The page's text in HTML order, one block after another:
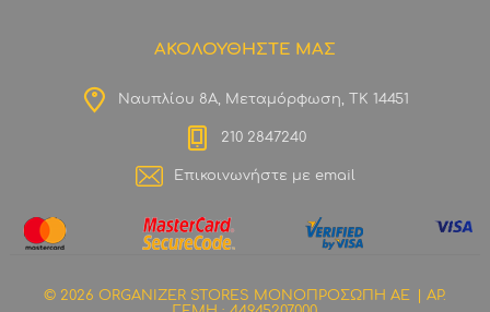
ΑΚΟΛΟΥΘΗΣΤΕ ΜΑΣ
Ναυπλίου 8Α, Μεταμόρφωση, ΤΚ 14451
210 2847240
Επικοινωνήστε με email
© 2026 ORGANIZER STORES ΜΟΝΟΠΡΟΣΩΠΗ ΑΕ
| ΑΡ.